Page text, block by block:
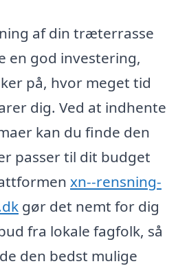
af din træterrasse
en god investering,
på, hvor meget tid
dig. Ved at indhente
kan du finde den
passer til dit budget
xn--rensning-
gør det nemt for dig
fra lokale fagfolk, så
den bedst mulige